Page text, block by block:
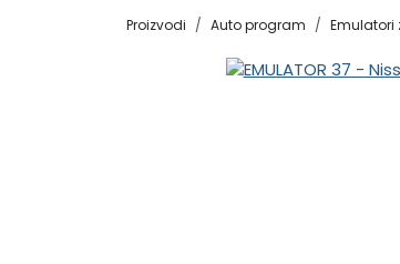
Proizvodi Auto program Emulatori